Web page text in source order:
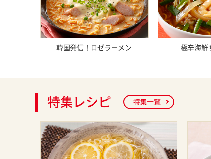
韓国発信！ロゼラーメン 極辛海鮮
特集レシピ 特集一覧